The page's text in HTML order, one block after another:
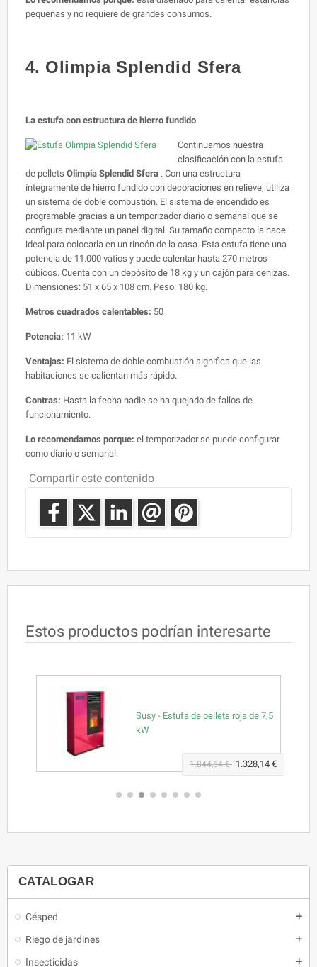
CATALOGAR
Césped add
Riego de jardines add
Insecticidas add
pequeñas y no requiere de grandes consumos.
4. Olimpia Splendid Sfera
La estufa con estructura de hierro fundido
Continuamos nuestra
clasificación con la estufa
de pellets Olimpia Splendid Sfera . Con una estructura
íntegramente de hierro fundido con decoraciones en relieve, utiliza
un sistema de doble combustión. El sistema de encendido es
programable gracias a un temporizador diario o semanal que se
configura mediante un panel digital. Su tamaño compacto la hace
ideal para colocarla en un rincón de la casa. Esta estufa tiene una
potencia de 11.000 vatios y puede calentar hasta 270 metros
cúbicos. Cuenta con un depósito de 18 kg y un cajón para cenizas.
Dimensiones: 51 x 65 x 108 cm. Peso: 180 kg.
Metros cuadrados calentables: 50
Potencia: 11 kW
Ventajas: El sistema de doble combustión significa que las
habitaciones se calientan más rápido.
Contras: Hasta la fecha nadie se ha quejado de fallos de
funcionamiento.
Lo recomendamos porque: el temporizador se puede configurar
como diario o semanal.
Compartir este contenido
Estos productos podrían interesarte
Susy - Estufa de pellets roja de 7,5
kW
1.844,64 € 1.328,14 €